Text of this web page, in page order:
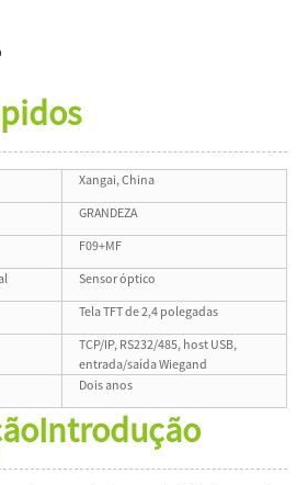
Xangai, China
GRANDEZA
F09+MF
Sensor óptico
Tela TFT de 2,4 polegadas
TCP/IP, RS232/485, host USB,
entrada/saída Wiegand
Dois anos
Introdução